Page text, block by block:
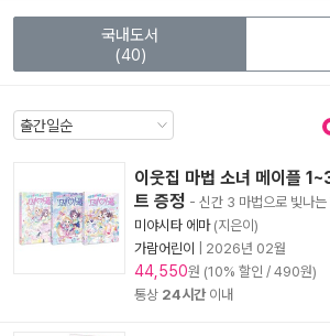
국내도서
(40)
이웃집 마법 소녀 메이플
트 증정 - 신간 3 마법으로 빛나
미야시타 에마(지은이)
가람어린이
2026년 02월
44,550원 (10% 할인 / 490원)
통상 24시간이내